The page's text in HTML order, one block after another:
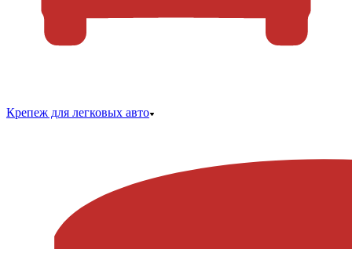
Крепеж для легковых авто